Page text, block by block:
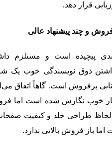
قرار دهد.
و چند پیشنهاد عالی
پیچیده است و مستلزم
ذوق نویسندگی خوب یک
پرفروش است. گاهاً اتفاق
خوب نگارش شده است اما
از لحاظ طراحی جلد و کیفیت
باز فروش بالایی ندارد.